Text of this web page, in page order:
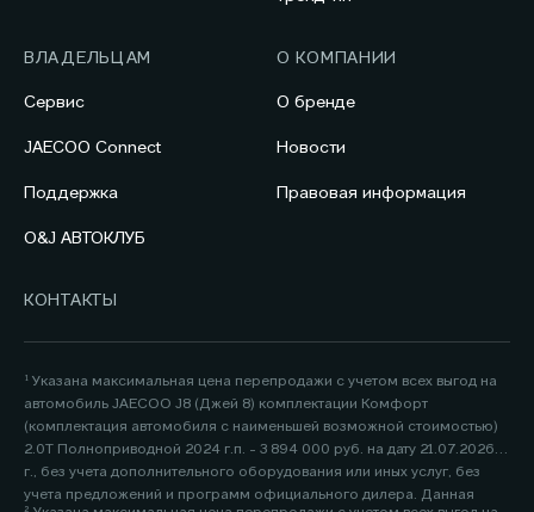
ВЛАДЕЛЬЦАМ
Сервис
JAECOO Connect
Поддержка
O&J АВТОКЛУБ
О КОМПАНИИ
О бренде
Новости
Правовая информация
КОНТАКТЫ
¹ Указана максимальная цена перепродажи с учетом всех выгод на
автомобиль JAECOO J8 (Джей 8) комплектации Комфорт
(комплектация автомобиля с наименьшей возможной стоимостью)
2.0Т Полноприводной 2024 г.п. - 3 894 000 руб. на дату 21.07.2026
г., без учета дополнительного оборудования или иных услуг, без
учета предложений и программ официального дилера. Данная